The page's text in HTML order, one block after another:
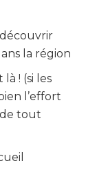
la région
! (si les
l’effort
de tout